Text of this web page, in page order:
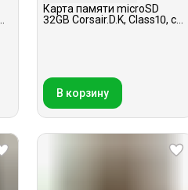
Карта памяти microSD
32GB Corsair.D.K, Class10, c
В корзину